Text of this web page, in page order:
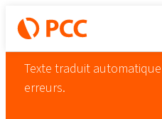
Texte traduit
erreurs.